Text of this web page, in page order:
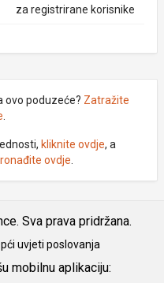
za registrirane korisnike
ovo poduzeće? Zatražite
kliknite ovdje, a
ovdje
Sva prava pridržana.
uvjeti poslovanja
mobilnu aplikaciju: